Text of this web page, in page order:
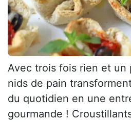
Avec trois fois rien et un
nids de pain
du quotidien en une
gourmande !